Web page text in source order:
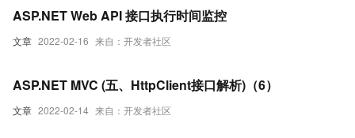
文章 2022-02-16 来自：开发者社区
ASP.NET Web API 接口执行时间监控
文章 2022-02-14 来自：开发者社区
ASP.NET MVC (五、HttpClient接口解析)（6）